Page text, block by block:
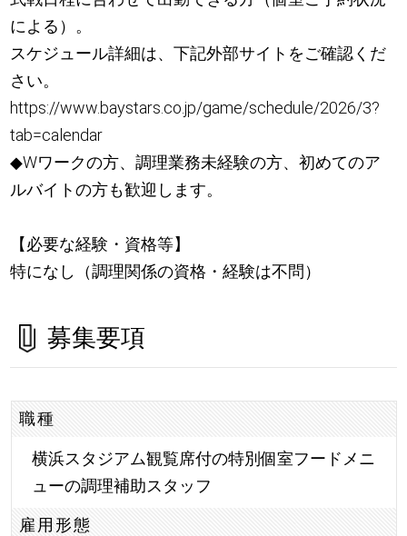
による）。
スケジュール詳細は、下記外部サイトをご確認くだ
さい。
https://www.baystars.co.jp/game/schedule/2026/3?
tab=calendar
◆Wワークの方、調理業務未経験の方、初めてのア
ルバイトの方も歓迎します。
【必要な経験・資格等】
特になし（調理関係の資格・経験は不問）
募集要項
職種
横浜スタジアム観覧席付の特別個室フードメニ
ューの調理補助スタッフ
雇用形態